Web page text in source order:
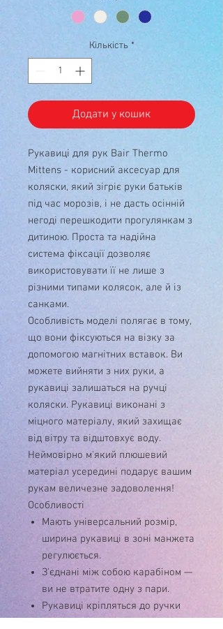
Кількість *
Додати у кошик
Рукавиці для рук Bair Thermo
Mittens - корисний аксесуар для
коляски, який зігріє руки батьків
під час морозів, і не дасть осінній
негоді перешкодити прогулянкам з
дитиною. Проста та надійна
система фіксації дозволяє
використовувати її не лише з
різними типами колясок, але й із
санками.
Особливість моделі полягає в тому,
що вони фіксуються на візку за
допомогою магнітних вставок. Ви
можете вийняти з них руки, а
рукавиці залишаться на ручці
коляски. Рукавиці виконані з
міцного матеріалу, який захищає
від вітру та відштовхує воду.
Неймовірно м'який плюшевий
матеріал усередині подарує вашим
рукам величезне задоволення!
Особливості
Мають універсальний розмір,
ширина рукавиці в зоні манжета
регулюється.
З'єднані між собою карабіном —
ви не втратите одну з пари.
Рукавиці кріпляться до ручки